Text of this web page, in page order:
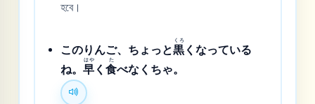
হবে।
このりんご、ちょっと黒
くろ
くなっている
ね。早
はや
く食
た
べなくちゃ。